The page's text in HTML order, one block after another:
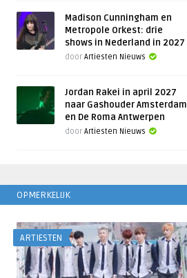
Madison Cunningham en
Metropole Orkest: drie
shows in Nederland in 2027
door Artiesten Nieuws
Jordan Rakei in april 2027
naar Gashouder Amsterdam
en De Roma Antwerpen
door Artiesten Nieuws
OPMERKELIJK
ARTIESTEN